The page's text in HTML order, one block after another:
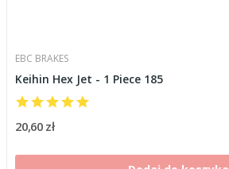
EBC BRAKES
Keihin Hex Jet - 1 Piece 185
20,60 zł